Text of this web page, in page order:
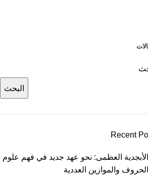
البحث
Recent
الأبجدية العظمى: نحو عهد جديد في فهم علوم
الحروف والموازين العددية